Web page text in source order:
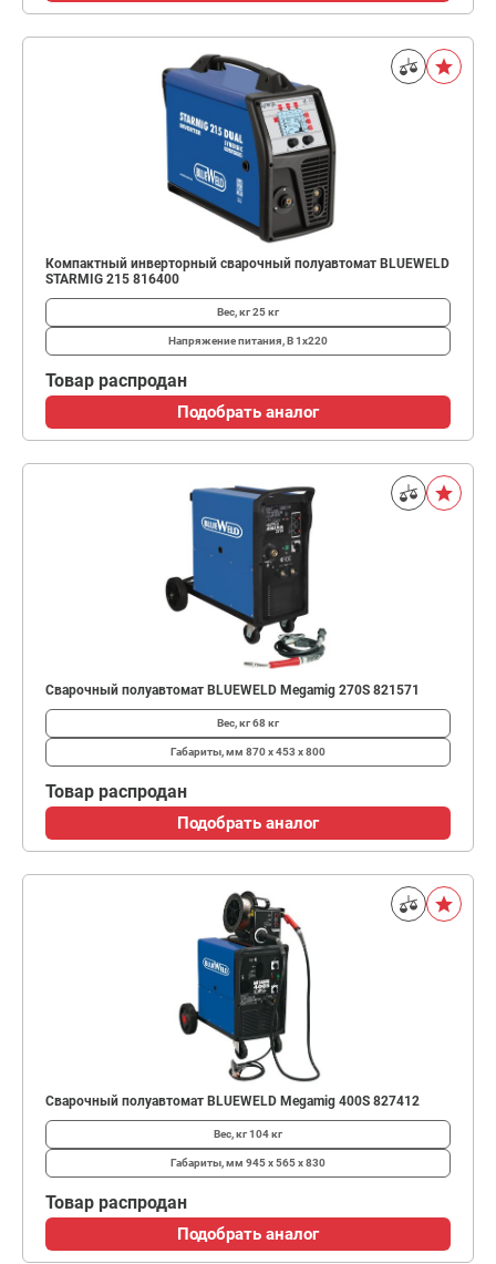
Компактный инверторный сварочный полуавтомат BLUEWELD
STARMIG 215 816400
Вес, кг25 кг
Напряжение питания, В1х220
Товар распродан
Подобрать аналог
Сварочный полуавтомат BLUEWELD Megamig 270S 821571
Вес, кг68 кг
Габариты, мм 870 х 453 х 800
Товар распродан
Подобрать аналог
Сварочный полуавтомат BLUEWELD Megamig 400S 827412
Вес, кг104 кг
Габариты, мм 945 x 565 x 830
Товар распродан
Подобрать аналог